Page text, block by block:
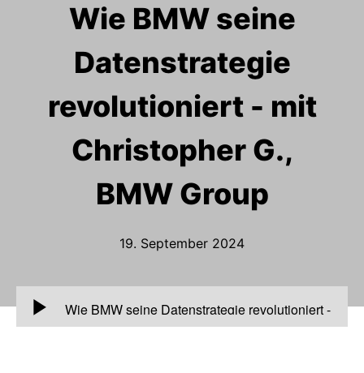
Wie BMW seine
Datenstrategie
revolutioniert - mit
Christopher G.,
BMW Group
19. September 2024
00:00
Wie BMW seine Datenstrategie revolutioniert -
mit Christopher G., BMW Group